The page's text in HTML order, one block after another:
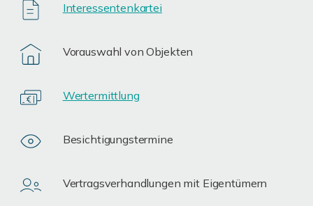
Interessentenkartei
Vorauswahl von Objekten
Wertermittlung
Besichtigungstermine
Vertragsverhandlungen mit Eigentümern